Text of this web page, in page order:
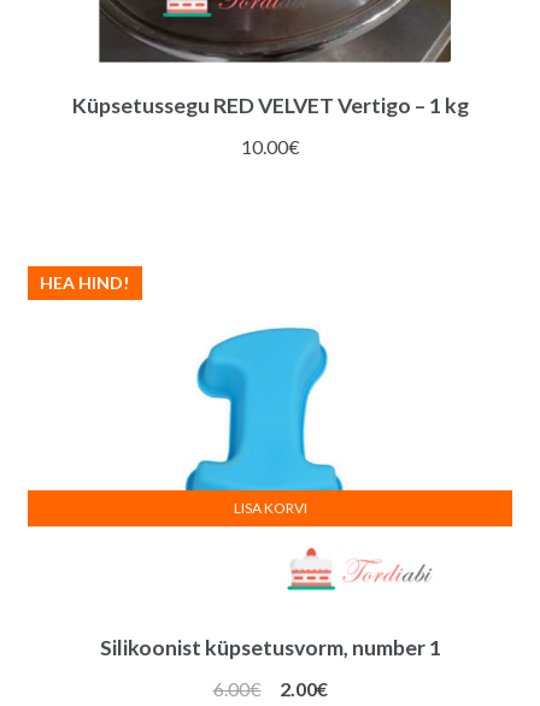
Küpsetussegu RED VELVET Vertigo – 1 kg
10.00€
Silikoonist küpsetusvorm, number 1
HEA HIND!
6.00€
Algne
2.00€Praegune
LISA KORVI